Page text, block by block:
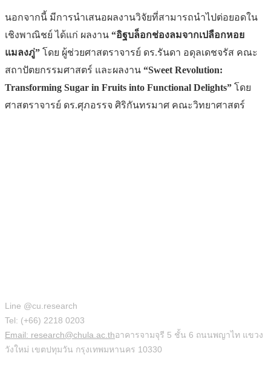
นอกจากนี้ มีการนำเสนอผลงานวิจัยที่สามารถนำไปต่อยอดใน
เชิงพาณิชย์ ได้แก่ ผลงาน “อิฐบล็อกช่องลมจากเปลือกหอย
แมลงภู่” โดย ผู้ช่วยศาสตราจารย์ ดร.รันดา อดุลเดชจรัส คณะ
สถาปัตยกรรมศาสตร์ และผลงาน “Sweet Revolution:
Transforming Sugar in Fruits into Functional Delights” โดย
ศาสตราจารย์ ดร.ศุภอรรจ ศิริกันทรมาศ คณะวิทยาศาสตร์
Line @cu.research
Tel: (+66) 2218 0203
Email: research@chula.ac.thอาคารจามจุรี 5 ชั้น 6 ถนนพญาไท แขวง
วังใหม่ เขตปทุมวัน กรุงเทพมหานคร 10330